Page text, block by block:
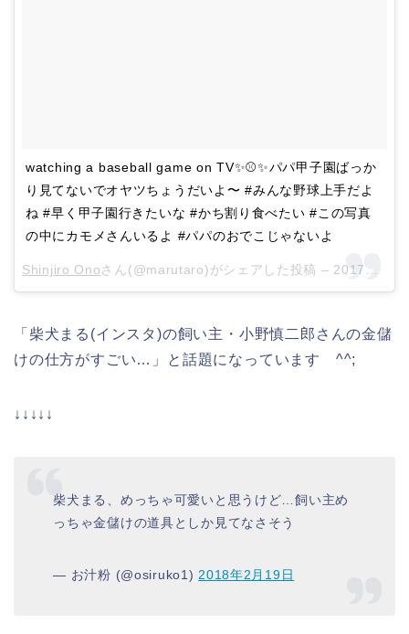
watching a baseball game on TV✨⚾️✨パパ甲子園ばっか
り見てないでオヤツちょうだいよ〜 #みんな野球上手だよ
ね #早く甲子園行きたいな #かち割り食べたい #この写真
の中にカモメさんいるよ #パパのおでこじゃないよ
Shinjiro Onoさん(@marutaro)がシェアした投稿 – 2017年 8月月22日午前3時33分PDT
「柴犬まる(インスタ)の飼い主・小野慎二郎さんの金儲
けの仕方がすごい…」と話題になっています ^^;
↓↓↓↓↓
柴犬まる、めっちゃ可愛いと思うけど…飼い主め
っちゃ金儲けの道具としか見てなさそう
— お汁粉 (@osiruko1) 2018年2月19日